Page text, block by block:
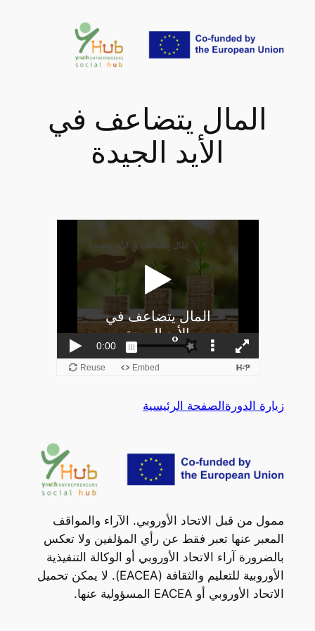
المحتوى
المال يتضاعف في
الأيد الجيدة
زيارة الدورة الصفحة الرئيسية
ممول من قبل الاتحاد الأوروبي. الآراء والمواقف
المعبر عنها تعبر فقط عن رأي المؤلفين ولا تعكس
بالضرورة آراء الاتحاد الأوروبي أو الوكالة التنفيذية
الأوروبية للتعليم والثقافة (EACEA). لا يمكن تحميل
الاتحاد الأوروبي أو EACEA المسؤولية عنها.